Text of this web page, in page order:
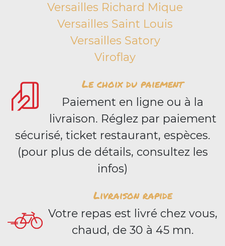
Versailles Richard Mique
Versailles Saint Louis
Versailles Satory
Viroflay
Le choix du paiement
Paiement en ligne ou à la
livraison. Réglez par paiement
sécurisé, ticket restaurant, espèces.
(pour plus de détails, consultez les
infos)
Livraison rapide
Votre repas est livré chez vous,
chaud, de 30 à 45 mn.